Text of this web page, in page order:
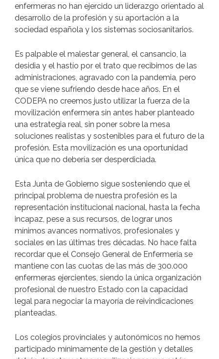
enfermeras no han ejercido un liderazgo orientado al
desarrollo de la profesión y su aportación a la
sociedad española y los sistemas sociosanitarios.
Es palpable el malestar general, el cansancio, la
desidia y el hastío por el trato que recibimos de las
administraciones, agravado con la pandemia, pero
que se viene sufriendo desde hace años. En el
CODEPA no creemos justo utilizar la fuerza de la
movilización enfermera sin antes haber planteado
una estrategia real, sin poner sobre la mesa
soluciones realistas y sostenibles para el futuro de la
profesión. Esta movilización es una oportunidad
única que no debería ser desperdiciada.
Esta Junta de Gobierno sigue sosteniendo que el
principal problema de nuestra profesión es la
representación institucional nacional, hasta la fecha
incapaz, pese a sus recursos, de lograr unos
mínimos avances normativos, profesionales y
sociales en las últimas tres décadas. No hace falta
recordar que el Consejo General de Enfermería se
mantiene con las cuotas de las más de 300.000
enfermeras ejercientes, siendo la única organización
profesional de nuestro Estado con la capacidad
legal para negociar la mayoría de reivindicaciones
planteadas.
Los colegios provinciales y autonómicos no hemos
participado mínimamente de la gestión y detalles